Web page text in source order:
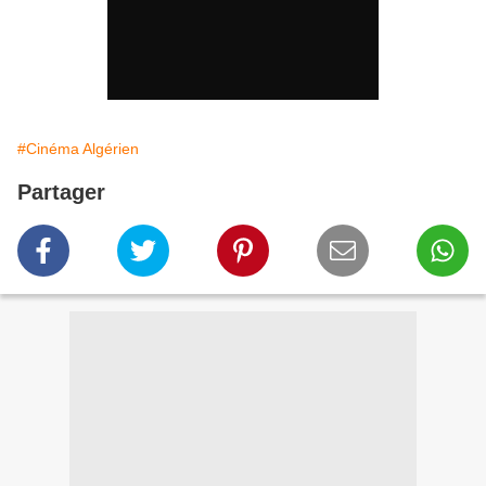
#Cinéma Algérien
Partager